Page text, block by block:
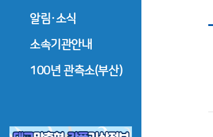
기관장과의 대화
기관 연혁
조직·직원
예보업무
기후서비스업무
부울경 기후자료실
정보공개제도 안내
정보공개 청구
사전정보 공개
알림·소식
공지사항
보도자료
소속기관안내
울산기상대
100년 관측소(부산)
기관 연혁